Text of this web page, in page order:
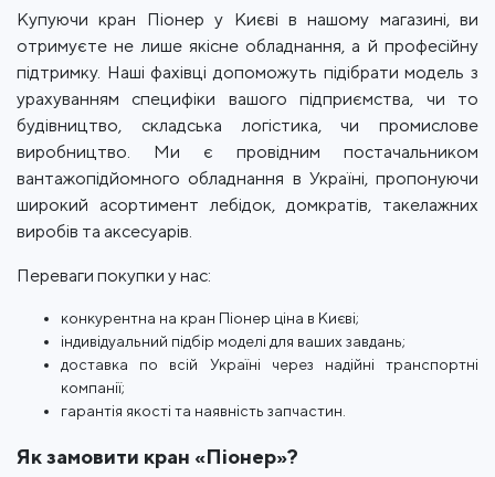
Купуючи кран Піонер у Києві в нашому магазині, ви
отримуєте не лише якісне обладнання, а й професійну
підтримку. Наші фахівці допоможуть підібрати модель з
урахуванням специфіки вашого підприємства, чи то
будівництво, складська логістика, чи промислове
виробництво. Ми є провідним постачальником
вантажопідйомного обладнання в Україні, пропонуючи
широкий асортимент лебідок, домкратів, такелажних
виробів та аксесуарів.
Переваги покупки у нас:
конкурентна на кран Піонер ціна в Києві;
індивідуальний підбір моделі для ваших завдань;
доставка по всій Україні через надійні транспортні
компанії;
гарантія якості та наявність запчастин.
Як замовити кран «Піонер»?